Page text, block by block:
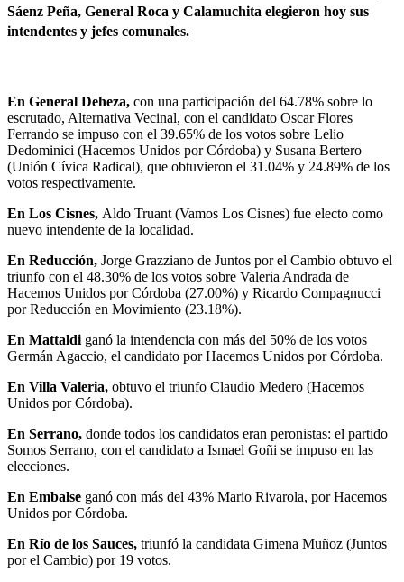
Sáenz Peña, General Roca y Calamuchita elegieron hoy sus
intendentes y jefes comunales.
En General Deheza, con una participación del 64.78% sobre lo
escrutado, Alternativa Vecinal, con el candidato Oscar Flores
Ferrando se impuso con el 39.65% de los votos sobre Lelio
Dedominici (Hacemos Unidos por Córdoba) y Susana Bertero
(Unión Cívica Radical), que obtuvieron el 31.04% y 24.89% de los
votos respectivamente.
En Los Cisnes, Aldo Truant (Vamos Los Cisnes) fue electo como
nuevo intendente de la localidad.
En Reducción, Jorge Grazziano de Juntos por el Cambio obtuvo el
triunfo con el 48.30% de los votos sobre Valeria Andrada de
Hacemos Unidos por Córdoba (27.00%) y Ricardo Compagnucci
por Reducción en Movimiento (23.18%).
En Mattaldi ganó la intendencia con más del 50% de los votos
Germán Agaccio, el candidato por Hacemos Unidos por Córdoba.
En Villa Valeria, obtuvo el triunfo Claudio Medero (Hacemos
Unidos por Córdoba).
En Serrano, donde todos los candidatos eran peronistas: el partido
Somos Serrano, con el candidato a Ismael Goñi se impuso en las
elecciones.
En Embalse ganó con más del 43% Mario Rivarola, por Hacemos
Unidos por Córdoba.
En Río de los Sauces, triunfó la candidata Gimena Muñoz (Juntos
por el Cambio) por 19 votos.